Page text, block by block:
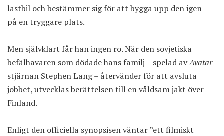
lastbil och bestämmer sig för att bygga upp den igen –
på en tryggare plats.
Men självklart får han ingen ro. När den sovjetiska
befälhavaren som dödade hans familj – spelad avAvatar-
stjärnan Stephen Lang – återvänder för att avsluta
jobbet, utvecklas berättelsen till en våldsam jakt över
Finland.
Enligt den officiella synopsisen väntar ”ett filmiskt